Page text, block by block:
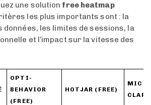
une solution free heatmap
les plus importants sont : la
les limites de sessions, la
et l’impact sur la vitesse des
OPTI-
BEHAVIOR
(FREE)
HOTJAR (FREE)